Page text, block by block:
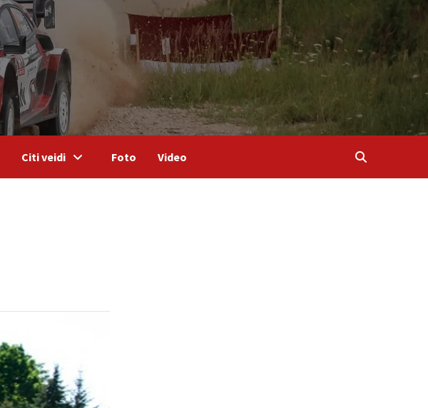
Citi veidi Foto Video